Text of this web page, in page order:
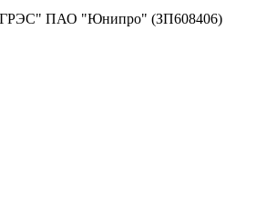
ГРЭС" ПАО "Юнипро" (ЗП608406)